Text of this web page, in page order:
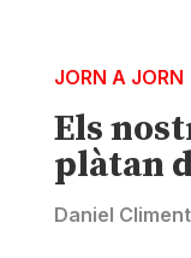
JORN A JORN
Els
plàtan
Daniel